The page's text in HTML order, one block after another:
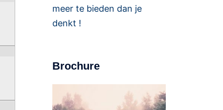
meer te bieden dan je
denkt !
Brochure